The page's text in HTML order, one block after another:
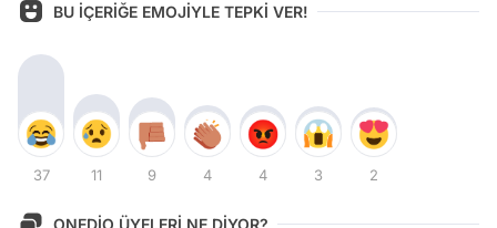
BU İÇERİĞE EMOJİYLE TEPKİ VER!
37 11 9 4 4 3 2
ONEDİO ÜYELERİ NE DİYOR?